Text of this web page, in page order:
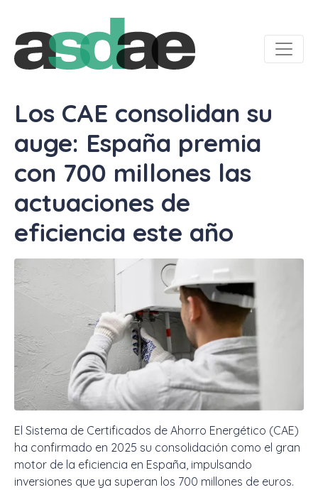
Los CAE consolidan su
auge: España premia
con 700 millones las
actuaciones de
eficiencia este año
El Sistema de Certificados de Ahorro Energético (CAE)
ha confirmado en 2025 su consolidación como el gran
motor de la eficiencia en España, impulsando
inversiones que ya superan los 700 millones de euros.